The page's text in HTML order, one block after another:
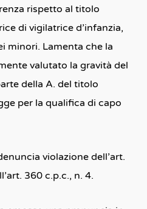
rispetto al titolo
di vigilatrice d’infanzia,
minori. Lamenta che la
valutato la gravità del
della A. del titolo
per la qualifica di capo
violazione dell’art.
360 c.p.c., n. 4.